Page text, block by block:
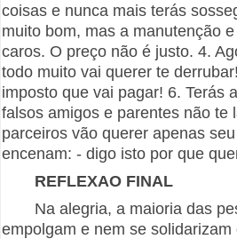
coisas e nunca mais terás
muito bom, mas a manutenção
caros. O preço não é justo. 4.
todo muito vai querer te
imposto que vai pagar! 6. Terás
falsos amigos e parentes não te
parceiros vão querer apenas
encenam: - digo isto por que
REFLEXAO FINAL
Na alegria, a maioria das
empolgam e nem se